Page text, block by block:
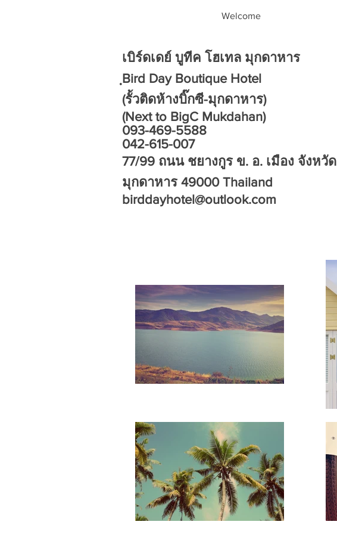
Welcome
เบิร์ดเดย์ บูทีค โฮเทล มุกดาหาร
ฺBird Day Boutique Hotel
(รั้วติดห้างบิ๊กซี-มุกดาหาร)
(Next to BigC Mukdahan)
093-469-5588
042-615-007
77/99 ถนน ชยางกูร ข. อ. เมือง จังหวัด
มุกดาหาร 49000 Thailand
birddayhotel@outlook.com